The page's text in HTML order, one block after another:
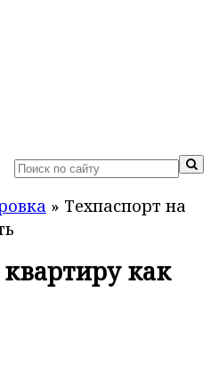
» Техпаспорт на
как